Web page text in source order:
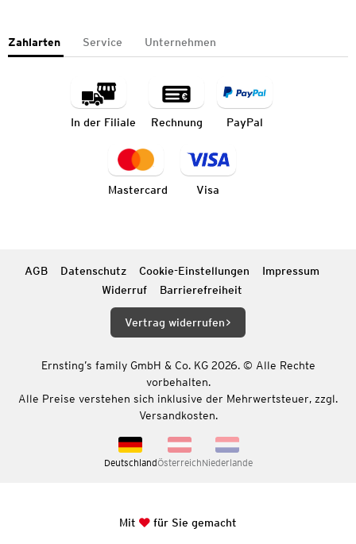
Zahlarten Service Unternehmen
In der Filiale Rechnung PayPal
Mastercard Visa
AGB Datenschutz Cookie-Einstellungen
Impressum
Widerruf
Barrierefreiheit
Vertrag widerrufen
Ernsting’s family GmbH & Co. KG 2026. © Alle Rechte
vorbehalten.
Alle Preise verstehen sich inklusive der Mehrwertsteuer, zzgl.
Versandkosten.
DeutschlandÖsterreichNiederlande
Mit für Sie gemacht